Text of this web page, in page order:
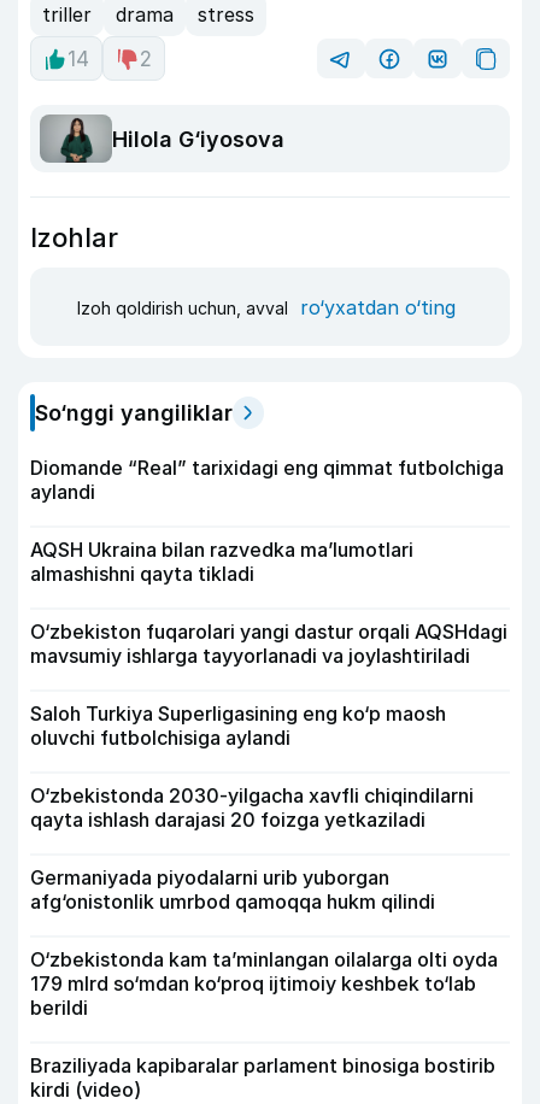
triller drama
stress
14
2
Hilola G‘iyosova
Izohlar
Izoh qoldirish uchun, avval ro‘yxatdan o‘ting
So‘nggi yangiliklar
Diomande “Real” tarixidagi eng qimmat futbolchiga
aylandi
AQSH Ukraina bilan razvedka ma’lumotlari
almashishni qayta tikladi
O‘zbekiston fuqarolari yangi dastur orqali AQSHdagi
mavsumiy ishlarga tayyorlanadi va joylashtiriladi
Saloh Turkiya Superligasining eng ko‘p maosh
oluvchi futbolchisiga aylandi
O‘zbekistonda 2030-yilgacha xavfli chiqindilarni
qayta ishlash darajasi 20 foizga yetkaziladi
Germaniyada piyodalarni urib yuborgan
afg‘onistonlik umrbod qamoqqa hukm qilindi
O‘zbekistonda kam ta’minlangan oilalarga olti oyda
179 mlrd so‘mdan ko‘proq ijtimoiy keshbek to‘lab
berildi
Braziliyada kapibaralar parlament binosiga bostirib
kirdi (video)